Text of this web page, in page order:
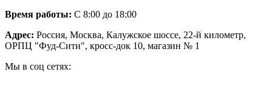
Время работы: С 8:00 до 18:00
Адрес: Россия, Москва, Калужское шоссе, 22-й километр,
ОРПЦ "Фуд-Сити", кросс-док 10, магазин № 1
Мы в соц сетях: